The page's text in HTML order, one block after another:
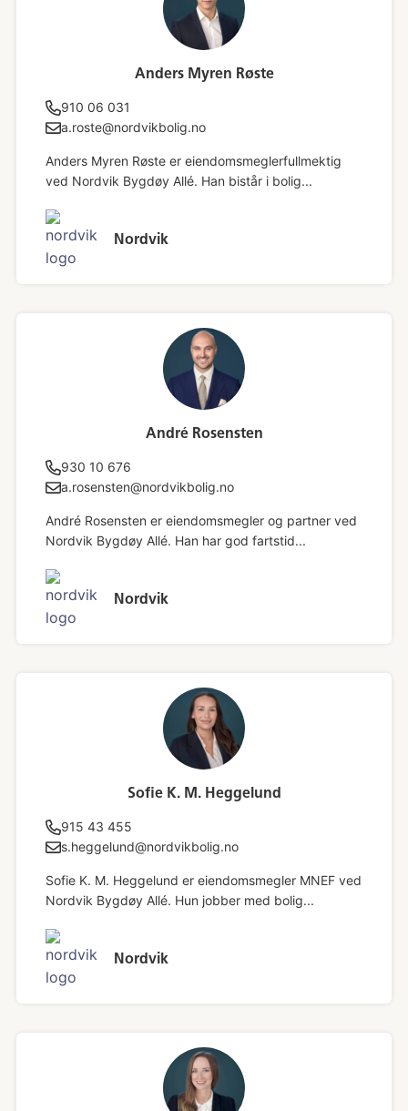
Anders Myren Røste
910 06 031
a.roste@nordvikbolig.no
Anders Myren Røste er eiendomsmeglerfullmektig
ved Nordvik Bygdøy Allé. Han bistår i bolig...
Nordvik
André Rosensten
930 10 676
a.rosensten@nordvikbolig.no
André Rosensten er eiendomsmegler og partner ved
Nordvik Bygdøy Allé. Han har god fartstid...
Nordvik
Sofie K. M. Heggelund
915 43 455
s.heggelund@nordvikbolig.no
Sofie K. M. Heggelund er eiendomsmegler MNEF ved
Nordvik Bygdøy Allé. Hun jobber med bolig...
Nordvik